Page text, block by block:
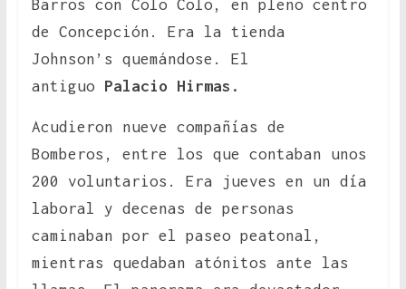
Barros con Colo Colo, en pleno centro
de Concepción. Era la tienda
Johnson’s quemándose. El
antiguo Palacio Hirmas.
Acudieron nueve compañías de
Bomberos, entre los que contaban unos
200 voluntarios. Era jueves en un día
laboral y decenas de personas
caminaban por el paseo peatonal,
mientras quedaban atónitos ante las